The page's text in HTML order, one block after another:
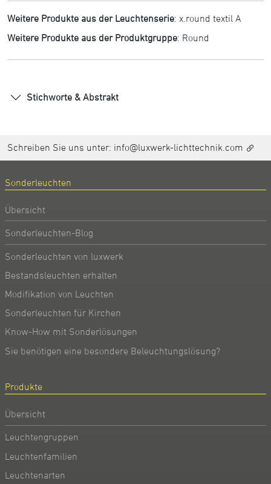
Weitere Produkte aus der Leuchtenserie: x.round textil A
Weitere Produkte aus der Produktgruppe: Round
Stichworte & Abstrakt
Schreiben Sie uns unter: info@luxwerk-lichttechnik.com
Sonderleuchten
Übersicht
Sonderleuchten-Blog
Sonderleuchten von luxwerk
Bestandsleuchten erhalten
Modifikation von Leuchten
Sonderleuchten für Kirchen
Know-How mit Sonderlösungen
Sie benötigen eine besondere Beleuchtungslösung?
Produkte
Übersicht
Leuchtengruppen
Leuchtenfamilien
Leuchtenarten